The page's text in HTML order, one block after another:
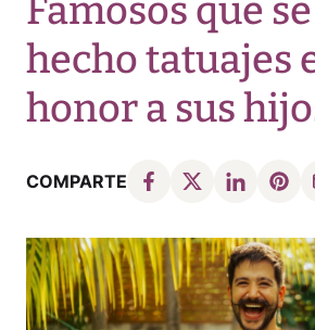
Famosos que
hecho tatuajes
honor a sus
COMPARTE